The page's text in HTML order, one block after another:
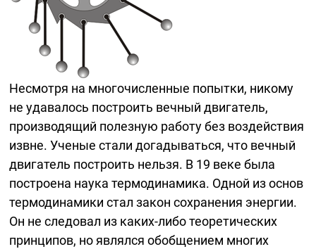
Несмотря на многочисленные попытки, никому
не удавалось построить вечный двигатель,
производящий полезную работу без воздействия
извне. Ученые стали догадываться, что вечный
двигатель построить нельзя. В 19 веке была
построена наука термодинамика. Одной из основ
термодинамики стал закон сохранения энергии.
Он не следовал из каких-либотеоретических
принципов, но являлся обобщением многих